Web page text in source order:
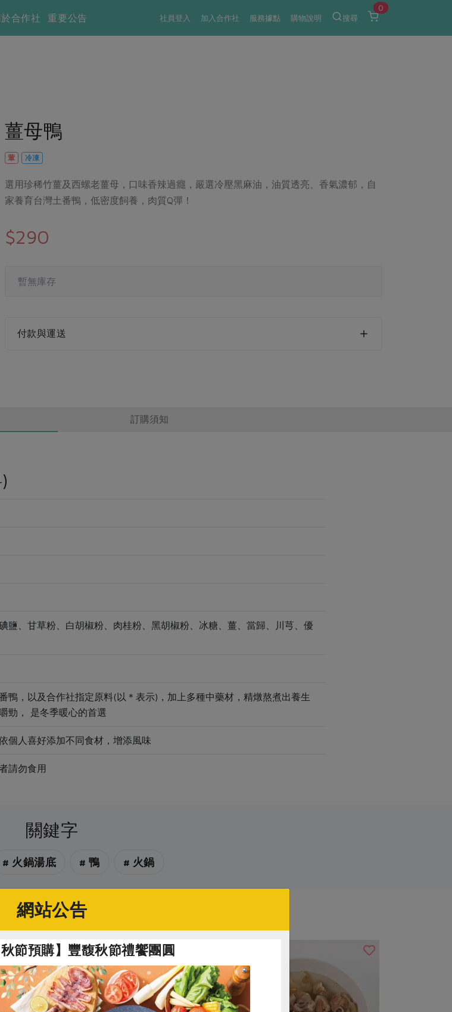
社員登入 加入合作社 服務據點 購物說明 搜尋
0
於合作社 重要公告
薑母鴨
葷 冷凍
選用珍稀竹薑及西螺老薑母，口味香辣過癮，嚴選冷壓黑麻油，油質透亮、香氣濃郁，自
家養育台灣土番鴨，低密度飼養，肉質Q彈！
$290
暫無庫存
付款與運送
訂購須知
鹽、甘草粉、白胡椒粉、肉桂粉、黑胡椒粉、冰糖、薑、當歸、川芎、優
鴨，以及合作社指定原料(以＊表示)，加上多種中藥材，精燉熬煮出養生
勁， 是冬季暖心的首選
個人喜好添加不同食材，增添風味
請勿食用
關鍵字
# 火鍋湯底 # 鴨 # 火鍋
能有興趣的產品
網站公告
秋節預購】豐馥秋節禮饗團圓